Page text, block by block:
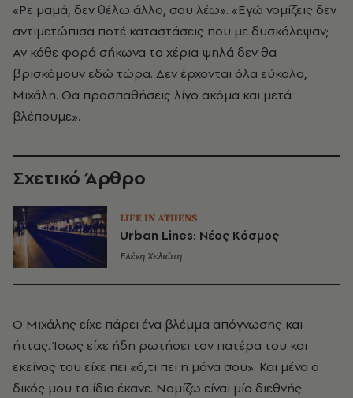
«Ρε μαμά, δεν θέλω άλλο, σου λέω». «Εγώ νομίζεις δεν
αντιμετώπισα ποτέ καταστάσεις που με δυσκόλεψαν;
Αν κάθε φορά σήκωνα τα χέρια ψηλά δεν θα
βρισκόμουν εδώ τώρα. Δεν έρχονται όλα εύκολα,
Μιχάλη. Θα προσπαθήσεις λίγο ακόμα και μετά
βλέπουμε».
Σχετικό Άρθρο
LIFE IN ATHENS
Urban Lines: Νέος Κόσμος
Ελένη Χελιώτη
Ο Μιχάλης είχε πάρει ένα βλέμμα απόγνωσης και
ήττας. Ίσως είχε ήδη ρωτήσει τον πατέρα του και
εκείνος του είχε πει «ό,τι πει η μάνα σου». Και μένα ο
δικός μου τα ίδια έκανε. Νομίζω είναι μία διεθνής